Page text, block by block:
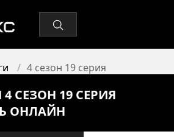
4 сезон 19 серия
СЕЗОН 19 СЕРИЯ
ОНЛАЙН